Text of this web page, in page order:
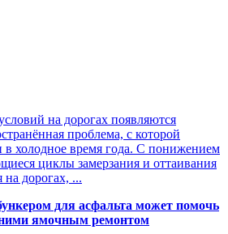
на дорогах появляются
проблема, с которой
в холодное время года. С понижением
циклы замерзания и оттаивания
на дорогах, ...
для асфальта может помочь
ямочным ремонтом